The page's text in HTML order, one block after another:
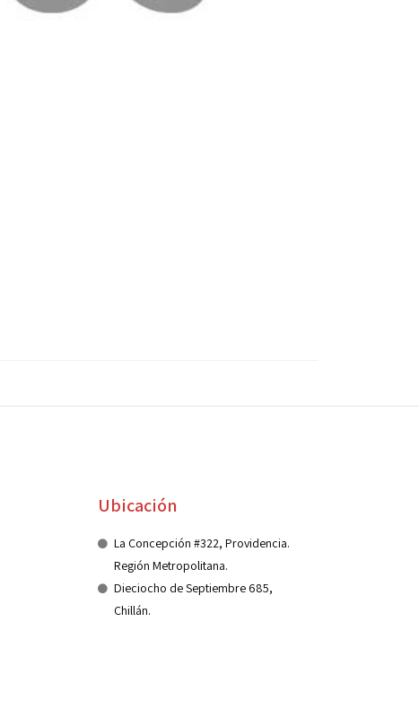
Ubicación
La Concepción #322, Providencia.
Región Metropolitana.
Dieciocho de Septiembre 685,
Chillán.